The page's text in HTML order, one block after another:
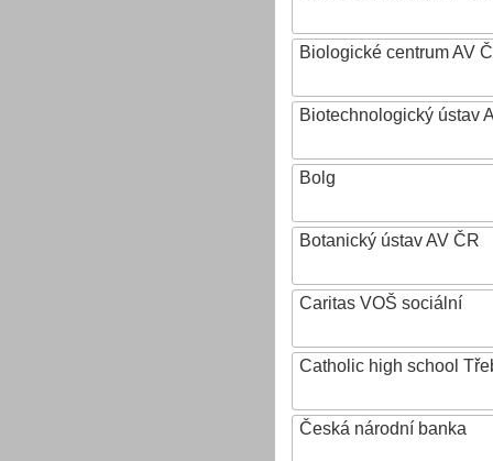
Biologické centrum AV
Biotechnologický ústav
Bolg
Botanický ústav AV ČR
Caritas VOŠ sociální
Catholic high school
Česká národní banka